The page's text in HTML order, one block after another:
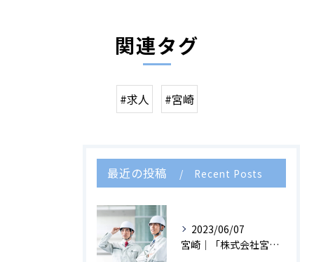
関連タグ
#求人 #宮崎
最近の投稿 Recent Posts
2023/06/07
宮崎｜「株式会社宮崎電通保守サービスセンター」の求人内容をご紹介！